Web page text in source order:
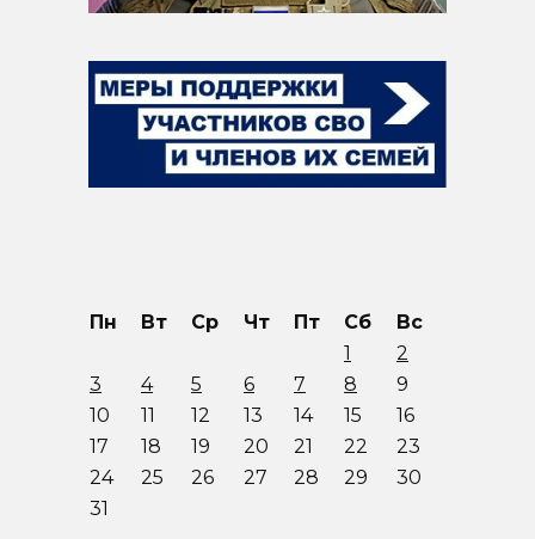
Пн Вт Ср Чт Пт Сб
Вс
1
2
3
4 5 6 7 8
9
10
11 12 13 14 15
16
17
18 19 20 21 22
23
24
25 26 27 28 29
30
31